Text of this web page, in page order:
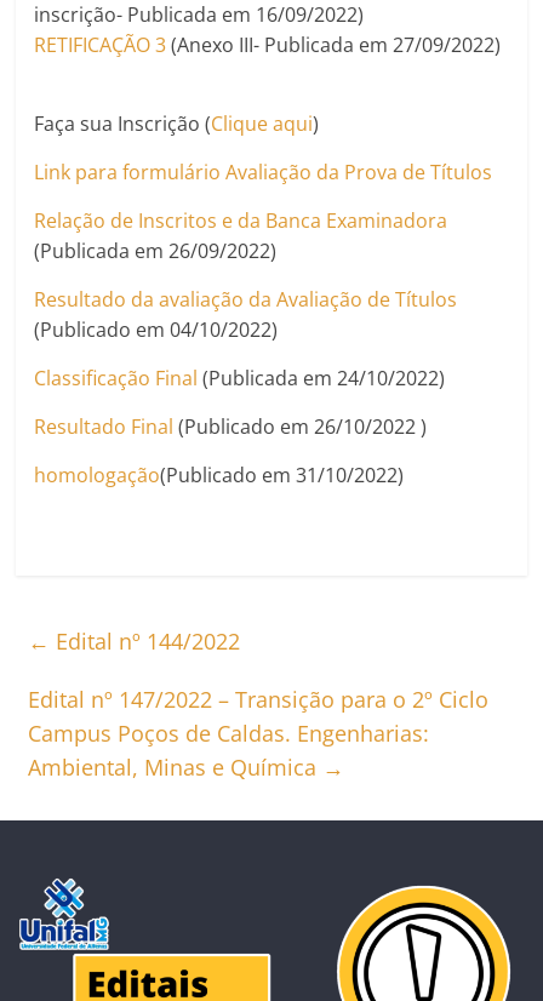
inscrição- Publicada em 16/09/2022)
RETIFICAÇÃO 3(Anexo III- Publicada em 27/09/2022)
Faça sua Inscrição (Clique aqui)
Link para formulário Avaliação da Prova de Títulos
Relação de Inscritos e da Banca Examinadora
(Publicada em 26/09/2022)
Resultado da avaliação da Avaliação de Títulos
(Publicado em 04/10/2022)
Classificação Final (Publicada em 24/10/2022)
Resultado Final (Publicado em 26/10/2022 )
homologação(Publicado em 31/10/2022)
← Edital nº 144/2022
Edital nº 147/2022 – Transição para o 2º Ciclo
Campus Poços de Caldas. Engenharias:
Ambiental, Minas e Química →